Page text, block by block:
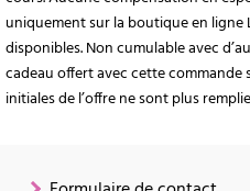
uniquement sur la boutique en ligne
disponibles. Non cumulable avec
cadeau offert avec cette commande
initiales de l’offre ne sont plus